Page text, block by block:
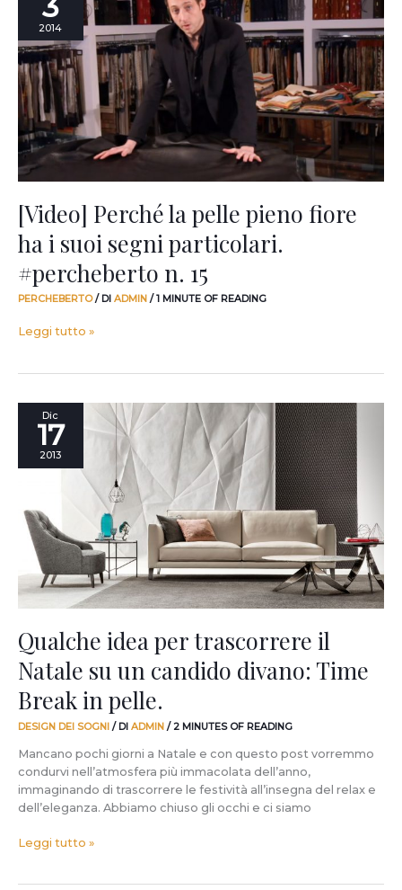
3
2014
[Video] Perché la pelle pieno fiore
ha i suoi segni particolari.
#percheberto n. 15
PERCHEBERTO/ DI ADMIN /1 MINUTE OF READING
pelle
fiore
ha
suoi
segni
particolari.
#percheberto
n.
Leggi tutto »
Dic
17
2013
Qualche idea per trascorrere il
Natale su un candido divano: Time
Break in pelle.
DESIGN DEI SOGNI / DI ADMIN /2 MINUTES OF READING
Mancano pochi giorni a Natale e con questo post vorremmo
condurvi nell’atmosfera più immacolata dell’anno,
immaginando di trascorrere le festività all’insegna del relax e
dell’eleganza. Abbiamo chiuso gli occhi e ci siamo
Qualche
idea
su
un
candido
divano:
Time
Break
pelle.
Leggi tutto »